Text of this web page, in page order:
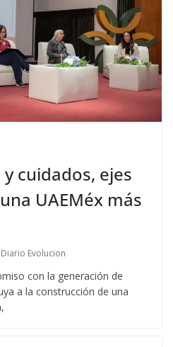
cuidados, ejes
UAEMéx más
Evolucion
con la generación de
a la construcción de una